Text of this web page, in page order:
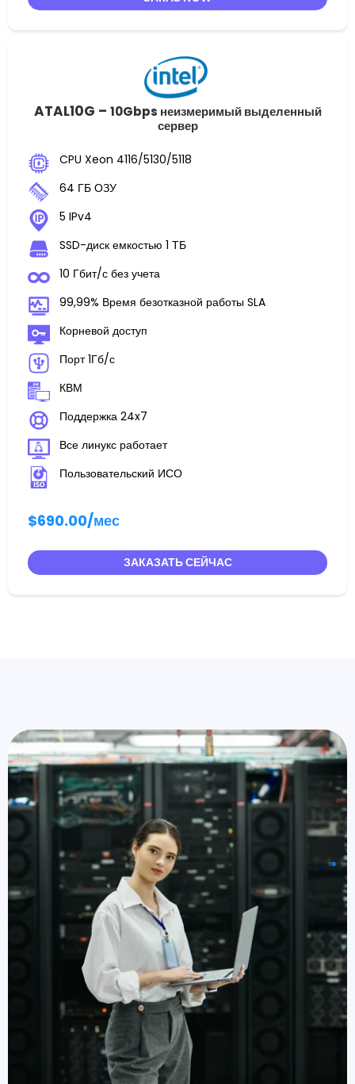
ATAL10G – 10Gbps неизмеримый выделенный
сервер
CPU Xeon 4116/5130/5118
64 ГБ ОЗУ
5 IPv4
SSD-диск емкостью 1 ТБ
10 Гбит/с без учета
99,99% Время безотказной работы SLA
Корневой доступ
Порт 1Гб/с
КВМ
Поддержка 24x7
Все линукс работает
Пользовательский ИСО
$690.00/мес
ЗАКАЗАТЬ СЕЙЧАС